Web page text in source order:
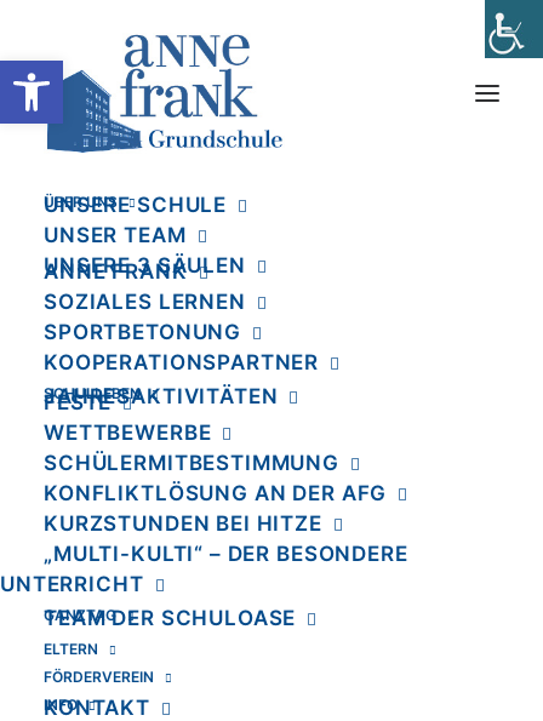
Werkzeugleiste öffnen
ÜBER UNS
UNSERE SCHULE
UNSER TEAM
UNSERE 3 SÄULEN
ANNE FRANK
SOZIALES LERNEN
SPORTBETONUNG
KOOPERATIONSPARTNER
SCHULLEBEN
JAHRESAKTIVITÄTEN
FESTE
WETTBEWERBE
SCHÜLERMITBESTIMMUNG
KONFLIKTLÖSUNG AN DER AFG
KURZSTUNDEN BEI HITZE
„MULTI-KULTI“ – DER BESONDERE
UNTERRICHT
GANZTAG
TEAM DER SCHULOASE
ELTERN
FÖRDERVEREIN
INFO
KONTAKT
Kooperationspartner
Home Über uns
Die
Kooperationspartner
der Anne-Frank-
Grundschule
Frecher Spatz e.V.
Lemas – Leistung macht Schule
Furman University, South Carolina